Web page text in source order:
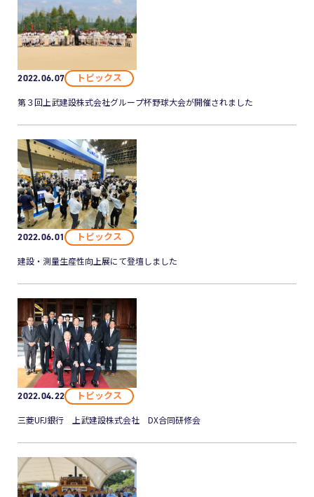
2022.06.07 トピックス
第３回上武建設株式会社グループ杯野球大会が開催されました
2022.06.01 トピックス
建設・測量生産性向上展にて登壇しました
2022.04.22 トピックス
三菱UFJ銀行 上武建設株式会社 DX合同研修会